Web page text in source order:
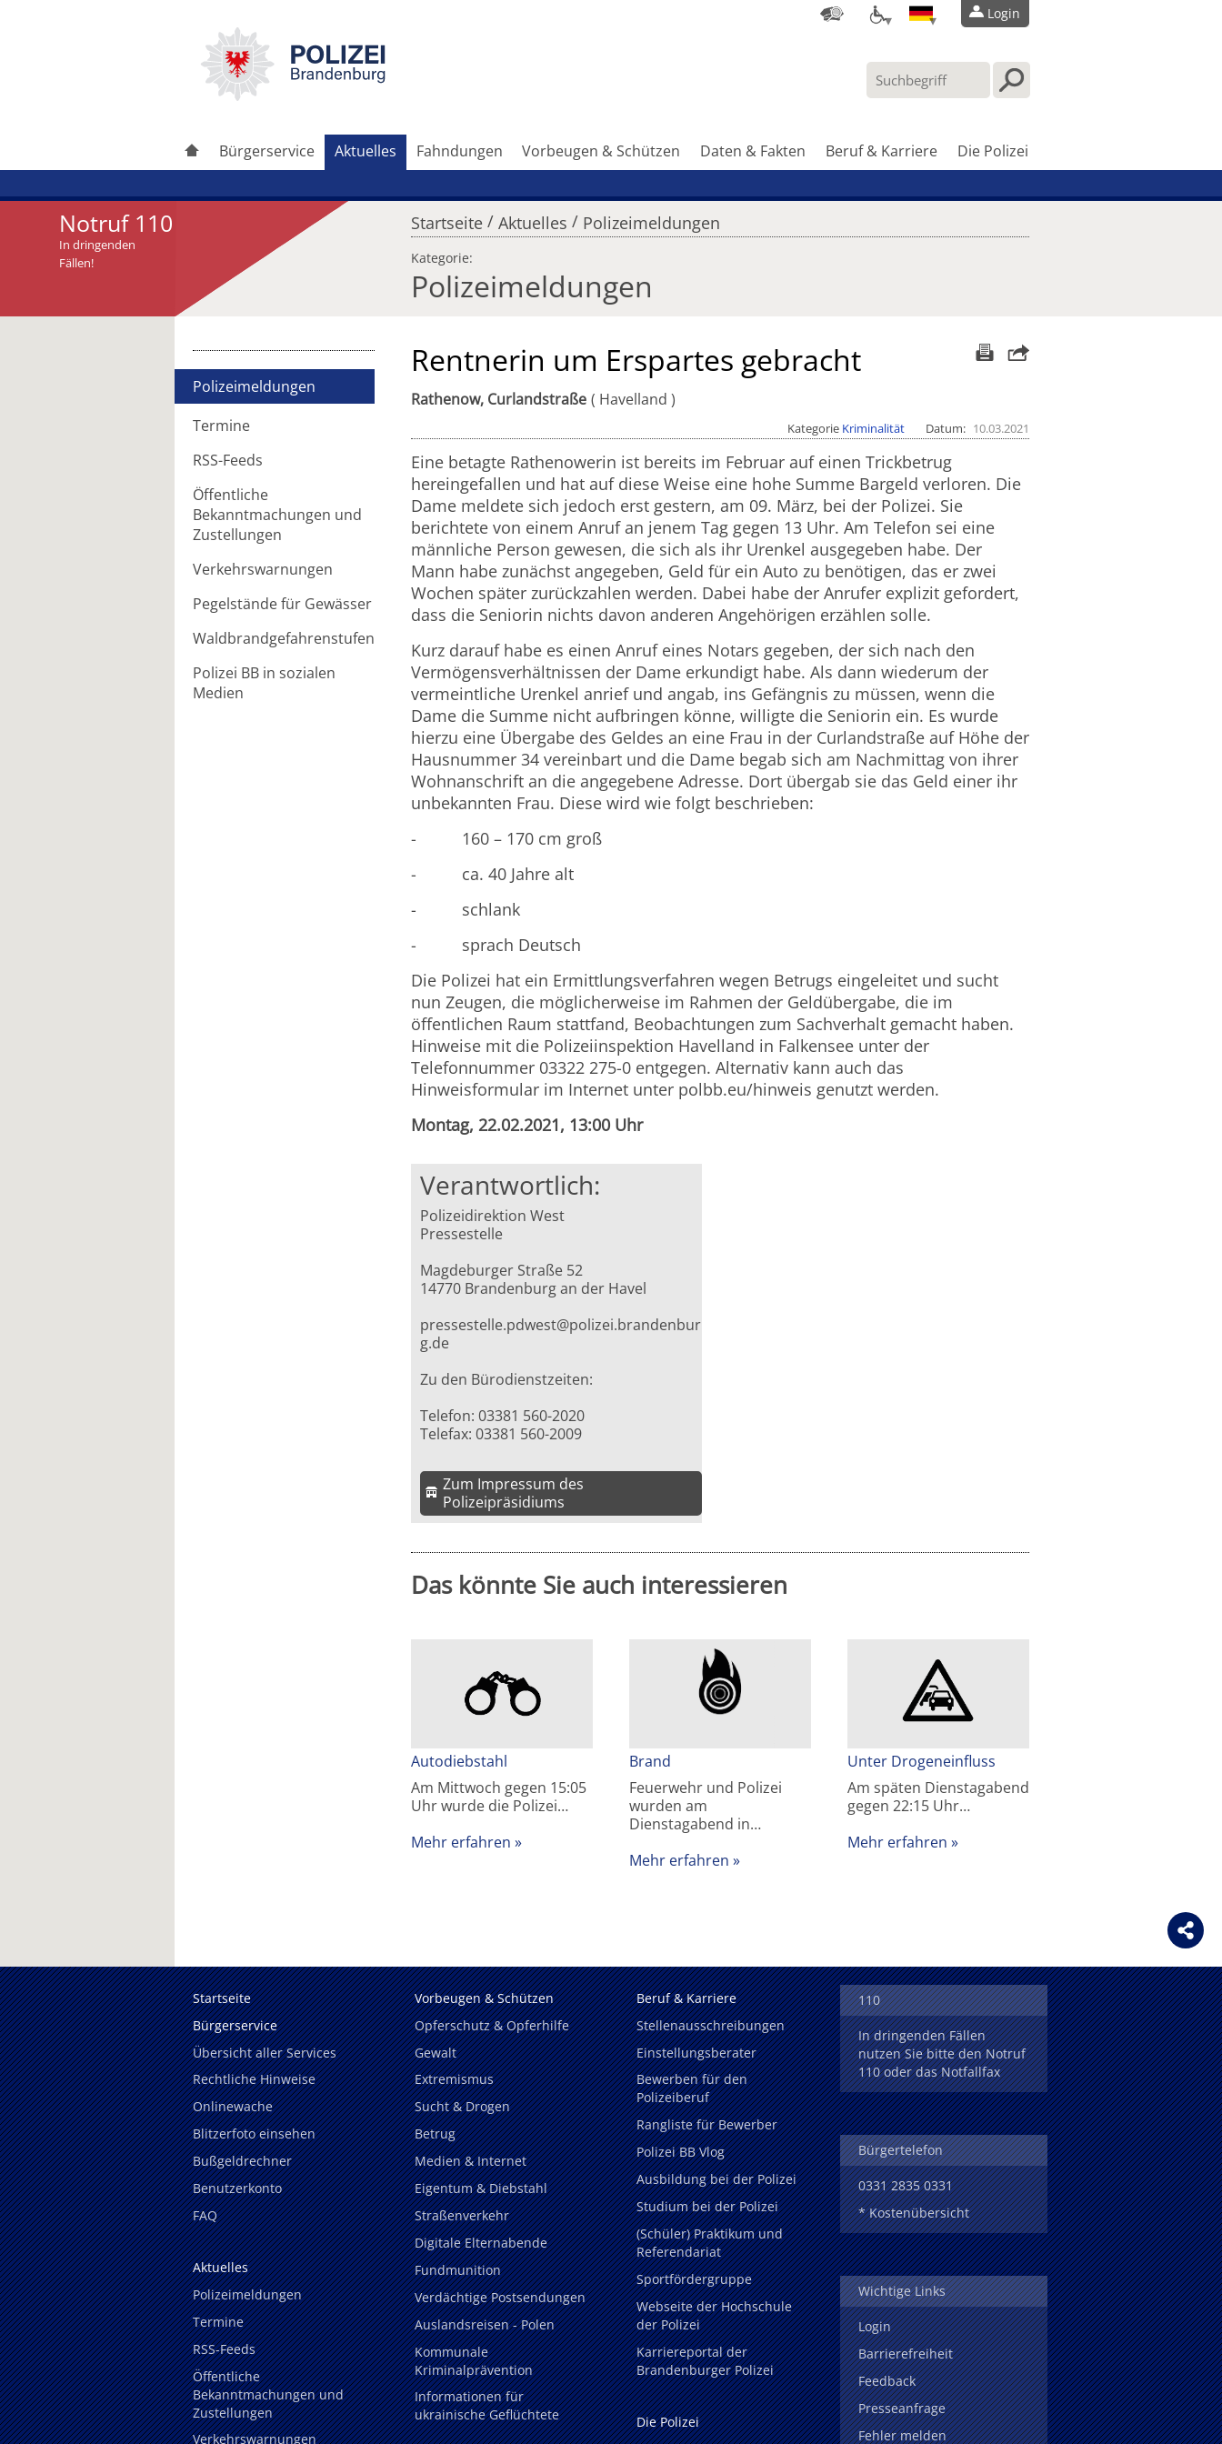
Login
Bürgerservice Aktuelles Fahndungen Vorbeugen & Schützen Daten & Fakten Beruf & Karriere Die Polizei
Notruf 110
In dringenden
Fällen!
Startseite / Aktuelles / Polizeimeldungen
Kategorie:
Polizeimeldungen
Polizeimeldungen
Termine
RSS-Feeds
Öffentliche
Bekanntmachungen und
Zustellungen
Verkehrswarnungen
Pegelstände für Gewässer
Waldbrandgefahrenstufen
Polizei BB in sozialen
Medien
Artikel weiterleiten Rentnerin um Erspartes gebracht
Rathenow, Curlandstraße Havelland
Kategorie Kriminalität Datum 10.03.2021
Eine betagte Rathenowerin ist bereits im Februar auf einen Trickbetrug
hereingefallen und hat auf diese Weise eine hohe Summe Bargeld verloren. Die
Dame meldete sich jedoch erst gestern, am 09. März, bei der Polizei. Sie
berichtete von einem Anruf an jenem Tag gegen 13 Uhr. Am Telefon sei eine
männliche Person gewesen, die sich als ihr Urenkel ausgegeben habe. Der
Mann habe zunächst angegeben, Geld für ein Auto zu benötigen, das er zwei
Wochen später zurückzahlen werden. Dabei habe der Anrufer explizit gefordert,
dass die Seniorin nichts davon anderen Angehörigen erzählen solle.
Kurz darauf habe es einen Anruf eines Notars gegeben, der sich nach den
Vermögensverhältnissen der Dame erkundigt habe. Als dann wiederum der
vermeintliche Urenkel anrief und angab, ins Gefängnis zu müssen, wenn die
Dame die Summe nicht aufbringen könne, willigte die Seniorin ein. Es wurde
hierzu eine Übergabe des Geldes an eine Frau in der Curlandstraße auf Höhe der
Hausnummer 34 vereinbart und die Dame begab sich am Nachmittag von ihrer
Wohnanschrift an die angegebene Adresse. Dort übergab sie das Geld einer ihr
unbekannten Frau. Diese wird wie folgt beschrieben:
- 160 – 170 cm groß
- ca. 40 Jahre alt
- schlank
- sprach Deutsch
Die Polizei hat ein Ermittlungsverfahren wegen Betrugs eingeleitet und sucht
nun Zeugen, die möglicherweise im Rahmen der Geldübergabe, die im
öffentlichen Raum stattfand, Beobachtungen zum Sachverhalt gemacht haben.
Hinweise mit die Polizeiinspektion Havelland in Falkensee unter der
Telefonnummer 03322 275-0 entgegen. Alternativ kann auch das
Hinweisformular im Internet unter polbb.eu/hinweis genutzt werden.
Montag, 22.02.2021, 13:00 Uhr
Verantwortlich:
Polizeidirektion West
Pressestelle
Magdeburger Straße 52
14770 Brandenburg an der Havel
pressestelle.pdwest@polizei.brandenbur
g.de
Zu den Bürodienstzeiten:
Telefon: 03381 560-2020
Telefax: 03381 560-2009
Zum Impressum des
Polizeipräsidiums
Das könnte Sie auch interessieren
Autodiebstahl
Am Mittwoch gegen 15:05
Uhr wurde die Polizei…
Mehr erfahren
Brand
Feuerwehr und Polizei
wurden am
Dienstagabend in…
Mehr erfahren
Unter Drogeneinfluss
Am späten Dienstagabend
gegen 22:15 Uhr…
Mehr erfahren
Startseite
Bürgerservice
Übersicht aller Services
Rechtliche Hinweise
Onlinewache
Blitzerfoto einsehen
Bußgeldrechner
Benutzerkonto
FAQ
Aktuelles
Polizeimeldungen
Termine
RSS-Feeds
Öffentliche
Bekanntmachungen und
Zustellungen
Verkehrswarnungen
Vorbeugen & Schützen
Opferschutz & Opferhilfe
Gewalt
Extremismus
Sucht & Drogen
Betrug
Medien & Internet
Eigentum & Diebstahl
Straßenverkehr
Digitale Elternabende
Fundmunition
Verdächtige Postsendungen
Auslandsreisen - Polen
Kommunale
Kriminalprävention
Informationen für
ukrainische Geflüchtete
Beruf & Karriere
Stellenausschreibungen
Einstellungsberater
Bewerben für den
Polizeiberuf
Rangliste für Bewerber
Polizei BB Vlog
Ausbildung bei der Polizei
Studium bei der Polizei
(Schüler) Praktikum und
Referendariat
Sportfördergruppe
Webseite der Hochschule
der Polizei
Karriereportal der
Brandenburger Polizei
Die Polizei
110
In dringenden Fällen
nutzen Sie bitte den Notruf
110 oder das Notfallfax
Bürgertelefon
0331 2835 0331
* Kostenübersicht
Wichtige Links
Login
Barrierefreiheit
Feedback
Presseanfrage
Fehler melden